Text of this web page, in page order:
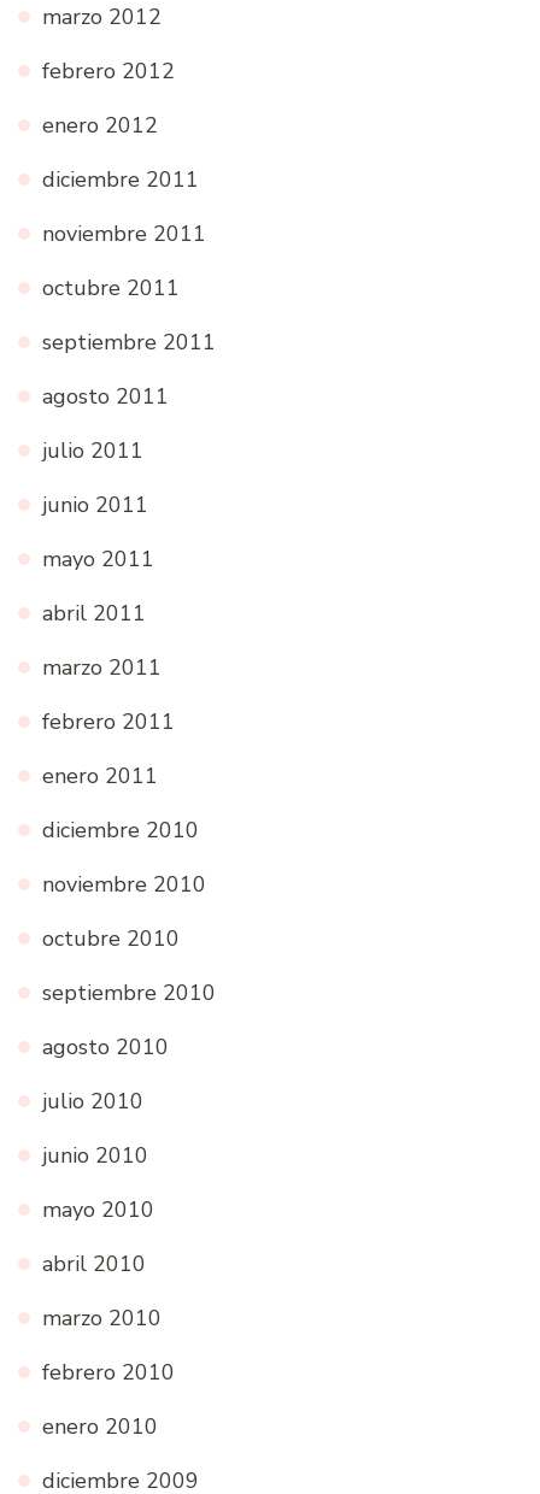
marzo 2012
febrero 2012
enero 2012
diciembre 2011
noviembre 2011
octubre 2011
septiembre 2011
agosto 2011
julio 2011
junio 2011
mayo 2011
abril 2011
marzo 2011
febrero 2011
enero 2011
diciembre 2010
noviembre 2010
octubre 2010
septiembre 2010
agosto 2010
julio 2010
junio 2010
mayo 2010
abril 2010
marzo 2010
febrero 2010
enero 2010
diciembre 2009